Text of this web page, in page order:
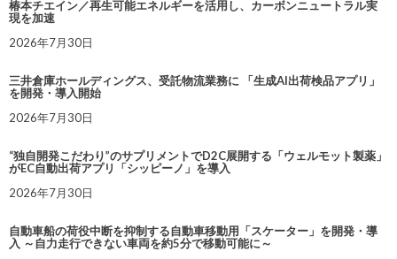
椿本チエイン／再生可能エネルギーを活用し、カーボンニュートラル実
現を加速
2026年7月30日
三井倉庫ホールディングス、受託物流業務に 「生成AI出荷検品アプリ」
を開発・導入開始
2026年7月30日
“独自開発こだわり”のサプリメントでD2C展開する「ウェルモット製薬」
がEC自動出荷アプリ「シッピーノ」を導入
2026年7月30日
自動車船の荷役中断を抑制する自動車移動用「スケーター」を開発・導
入 ～自力走行できない車両を約5分で移動可能に～